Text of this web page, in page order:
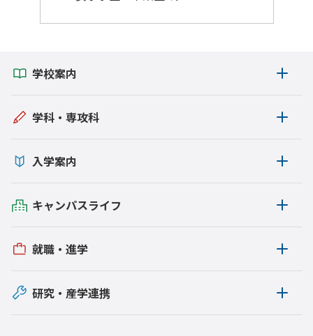
学校案内
学科・専攻科
入学案内
キャンパスライフ
就職・進学
研究・産学連携